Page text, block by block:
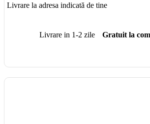
Livrare la adresa indicată de tine
Livrare in 1-2 zile Gratuit la